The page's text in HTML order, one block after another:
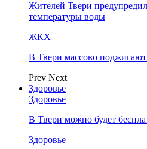
Жителей Твери
температуры воды
ЖКХ
В Твери массово
Prev Next
Здоровье
Здоровье
В Твери можно будет
Здоровье